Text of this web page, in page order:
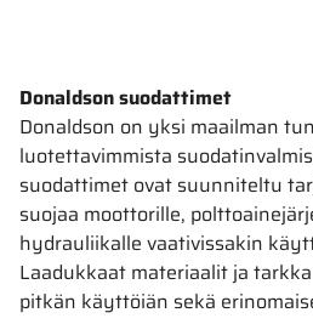
Donaldson suodattimet
Donaldson on yksi maailman
luotettavimmista
suodattimet ovat suunniteltu
suojaa moottorille,
hydrauliikalle vaativissakin
Laadukkaat materiaalit ja
pitkän käyttöiän sekä